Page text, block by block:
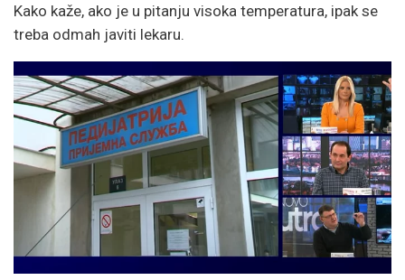
Kako kaže, ako je u pitanju visoka temperatura, ipak se
treba odmah javiti lekaru.